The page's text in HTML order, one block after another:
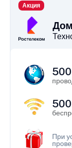
Акция
500
500
При